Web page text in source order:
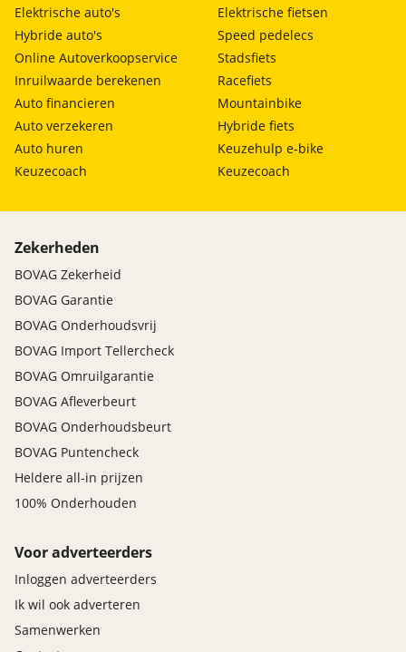
Elektrische auto's
Hybride auto's
Online Autoverkoopservice
Inruilwaarde berekenen
Auto financieren
Auto verzekeren
Auto huren
Keuzecoach
Elektrische fietsen
Speed pedelecs
Stadsfiets
Racefiets
Mountainbike
Hybride fiets
Keuzehulp e-bike
Keuzecoach
Zekerheden
BOVAG Zekerheid
BOVAG Garantie
BOVAG Onderhoudsvrij
BOVAG Import Tellercheck
BOVAG Omruilgarantie
BOVAG Afleverbeurt
BOVAG Onderhoudsbeurt
BOVAG Puntencheck
Heldere all-in prijzen
100% Onderhouden
Voor adverteerders
Inloggen adverteerders
Ik wil ook adverteren
Samenwerken